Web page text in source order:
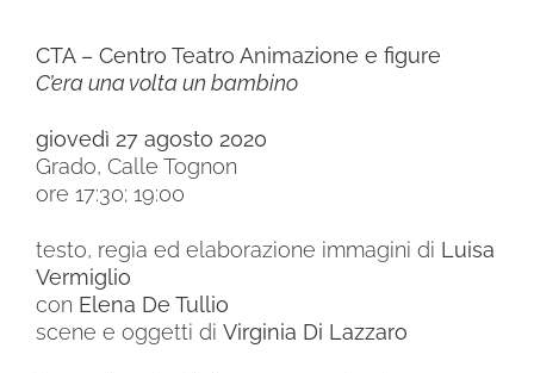
CTA – Centro Teatro Animazione e figure
C’era una volta un bambino
giovedì 27 agosto 2020
Grado, Calle Tognon
ore 17:30; 19:00
testo, regia ed elaborazione immagini di Luisa
Vermiglio
con Elena De Tullio
scene e oggetti di Virginia Di Lazzaro